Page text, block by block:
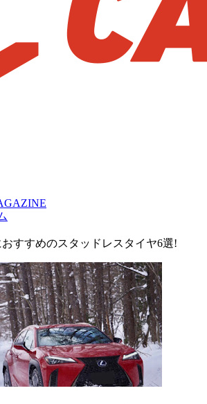
すすめのスタッドレスタイヤ6選!